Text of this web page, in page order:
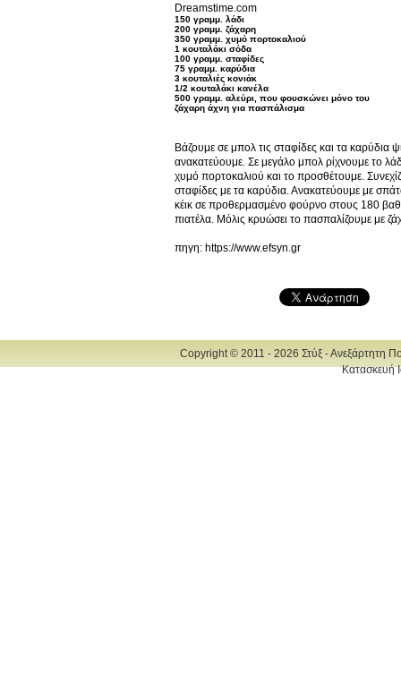
Dreamstime.com
150 γραμμ. λάδι
200 γραμμ. ζάχαρη
350 γραμμ. χυμό πορτοκαλιού
1 κουταλάκι σόδα
100 γραμμ. σταφίδες
75 γραμμ. καρύδια
3 κουταλιές κονιάκ
1/2 κουταλάκι κανέλα
500 γραμμ. αλεύρι, που φουσκώνει μόνο του
ζάχαρη άχνη για πασπάλισμα
Βάζουμε σε μπολ τις σταφίδες και τα καρύδια
ανακατεύουμε. Σε μεγάλο μπολ ρίχνουμε το
χυμό πορτοκαλιού και το προσθέτουμε.
σταφίδες με τα καρύδια. Ανακατεύουμε με
κέικ σε προθερμασμένο φούρνο στους 180
πιατέλα. Μόλις κρυώσει το πασπαλίζουμε με
πηγη: https://www.efsyn.gr
Copyright © 2011 - 2026 Στύξ - Ανεξάρτητη
Κατασκευή